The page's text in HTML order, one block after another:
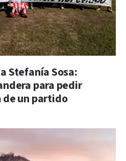
Stefanía Sosa:
para pedir
un partido